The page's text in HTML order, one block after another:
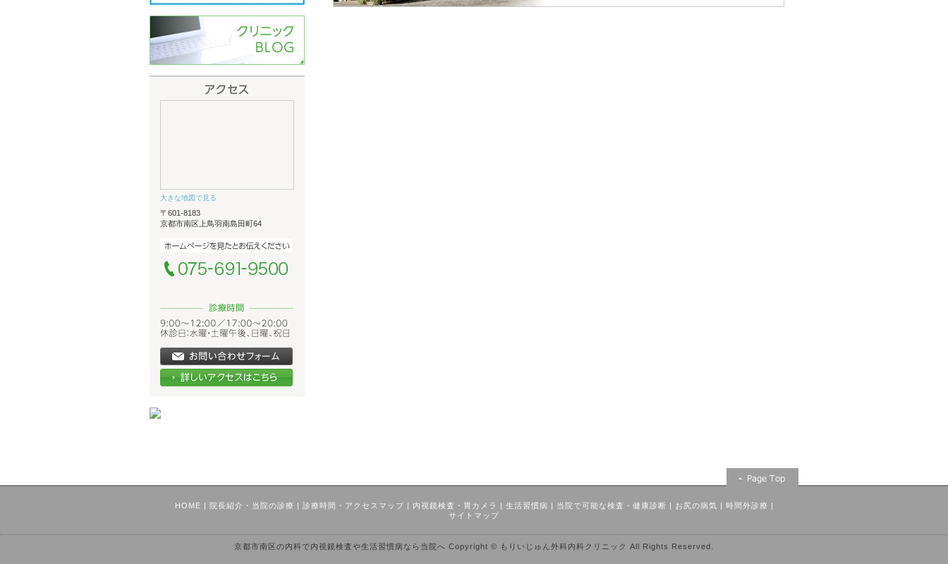
大きな地図で見る
〒601-8183
京都市南区上鳥羽南島田町64
HOME 院長紹介・当院の診療 診療時間・アクセスマップ 内視鏡検査・胃カメラ 生活習慣病 当院で可能な検査・健康診断 お尻の病気 時間外診療
サイトマップ
京都市南区の内科で内視鏡検査や生活習慣病なら当院へ Copyright © もりいじゅん外科内科クリニック All Rights Reserved.